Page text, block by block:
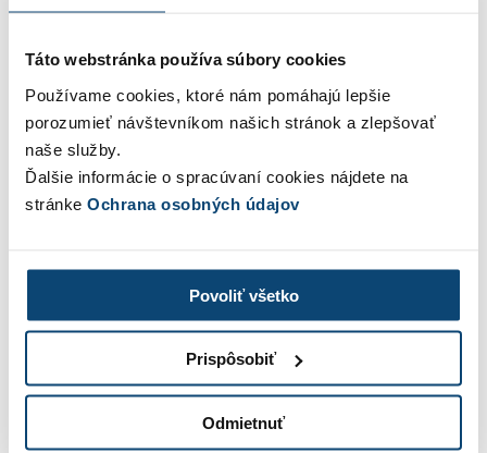
Táto webstránka používa súbory cookies
Používame cookies, ktoré nám pomáhajú lepšie
porozumieť návštevníkom našich stránok a zlepšovať
naše služby.
Ďalšie informácie o spracúvaní cookies nájdete na
stránke Ochrana osobných údajov
Povoliť všetko
Prispôsobiť
Odmietnuť
Ivanišová
Od 1.7.2021 čakajú e-commerce scénu zmeny v
oblasti DPH pri predaji tovaru na diaľku. Menia sa
pravidlá a limity, ktoré prinesú pre eshopy
predávajúce tovar spotrebiteľom do iných štátov
prešvihnú hranicu predajov na diaľku do iných
krajín EÚ.